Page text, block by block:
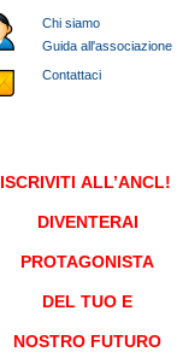
Chi siamo
Guida all'associazione
Contattaci
ISCRIVITI ALL’ANCL!
DIVENTERAI
PROTAGONISTA
DEL TUO E
NOSTRO FUTURO